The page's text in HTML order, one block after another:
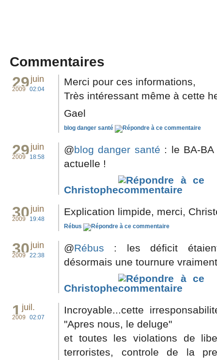
Commentaires
29 juin
2009 02:04
Merci pour ces informations,
Très intéressant même à cette
Gael
blog danger santé
29 juin
2009 18:58
@blog danger santé : le BA-
actuelle !
Christophe
30 juin
2009 19:48
Explication limpide, merci,
Rébus
30 juin
2009 22:38
@Rébus : les déficit
désormais une tournure
Christophe
1juil.
2009 02:07
Incroyable...cette
"Apres nous, le deluge"
et toutes les violations de
terroristes, controle de la